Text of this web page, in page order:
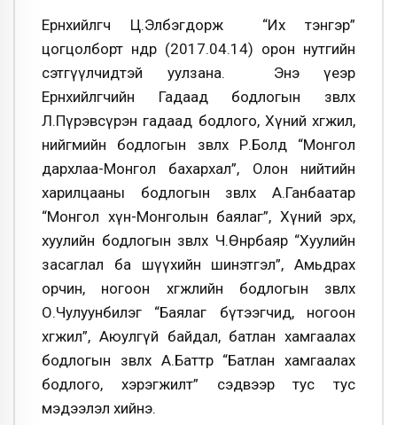
Ерөнхийлөгч Ц.Элбэгдорж “Их тэнгэр”
цогцолборт өнөөдөр (2017.04.14) орон нутгийн
сэтгүүлчидтэй уулзана. Энэ үеэр
Ерөнхийлөгчийн Гадаад бодлогын зөвлөх
Л.Пүрэвсүрэн гадаад бодлого, Хүний хөгжил,
нийгмийн бодлогын зөвлөх Р.Болд “Монгол
дархлаа-Монгол бахархал”, Олон нийтийн
харилцааны бодлогын зөвлөх А.Ганбаатар
“Монгол хүн-Монголын баялаг”, Хүний эрх,
хуулийн бодлогын зөвлөх Ч.Өнөрбаяр “Хуулийн
засаглал ба шүүхийн шинэтгэл”, Амьдрах
орчин, ногоон хөгжлийн бодлогын зөвлөх
О.Чулуунбилэг “Баялаг бүтээгчид, ногоон
хөгжил”, Аюулгүй байдал, батлан хамгаалах
бодлогын зөвлөх А.Баттөр “Батлан хамгаалах
бодлого, хэрэгжилт” сэдвээр тус тус
мэдээлэл хийнэ.